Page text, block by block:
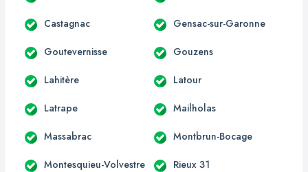
Castagnac Gensac-sur-Garonne
Goutevernisse Gouzens
Lahitère Latour
Latrape Mailholas
Massabrac Montbrun-Bocage
Montesquieu-Volvestre Rieux 31